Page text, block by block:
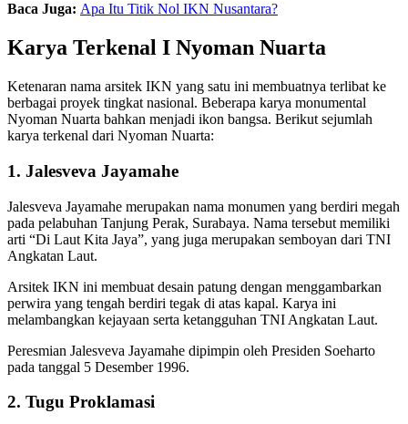
Baca Juga: Apa Itu Titik Nol IKN Nusantara?
Karya Terkenal I Nyoman Nuarta
Ketenaran nama arsitek IKN yang satu ini membuatnya terlibat ke
berbagai proyek tingkat nasional. Beberapa karya monumental
Nyoman Nuarta bahkan menjadi ikon bangsa. Berikut sejumlah
karya terkenal dari Nyoman Nuarta:
1. Jalesveva Jayamahe
Jalesveva Jayamahe merupakan nama monumen yang berdiri megah
pada pelabuhan Tanjung Perak, Surabaya. Nama tersebut memiliki
arti “Di Laut Kita Jaya”, yang juga merupakan semboyan dari TNI
Angkatan Laut.
Arsitek IKN ini membuat desain patung dengan menggambarkan
perwira yang tengah berdiri tegak di atas kapal. Karya ini
melambangkan kejayaan serta ketangguhan TNI Angkatan Laut.
Peresmian Jalesveva Jayamahe dipimpin oleh Presiden Soeharto
pada tanggal 5 Desember 1996.
2. Tugu Proklamasi